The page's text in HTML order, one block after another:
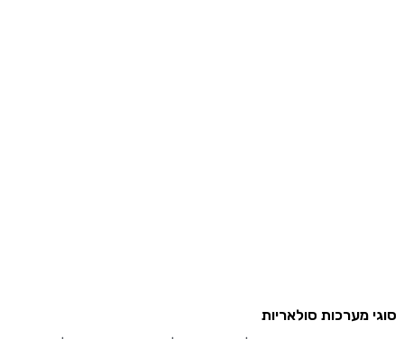
מערכות סולאריות